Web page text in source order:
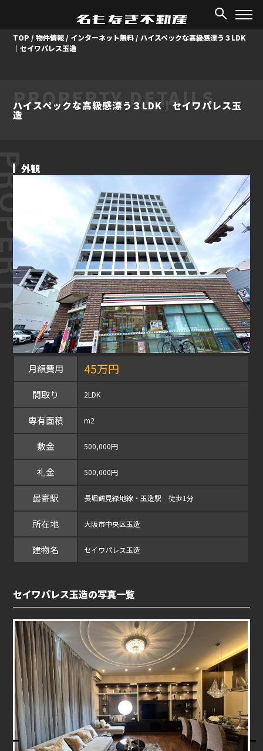
TOP /物件情報 / インターネット無料 / ハイスペックな高級感漂う３LDK
｜セイワパレス玉造
PROPERTY DETAILS
ハイスペックな高級感漂う３LDK｜セイワパレス玉
造
外観
月額費用 45万円
間取り 2LDK
専有面積 m2
敷金 500,000円
礼金 500,000円
最寄駅 長堀鶴見緑地線・玉造駅 徒歩1分
所在地 大阪市中央区玉造
建物名 セイワパレス玉造
セイワパレス玉造の写真一覧